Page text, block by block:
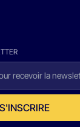
S'INSCRIRE